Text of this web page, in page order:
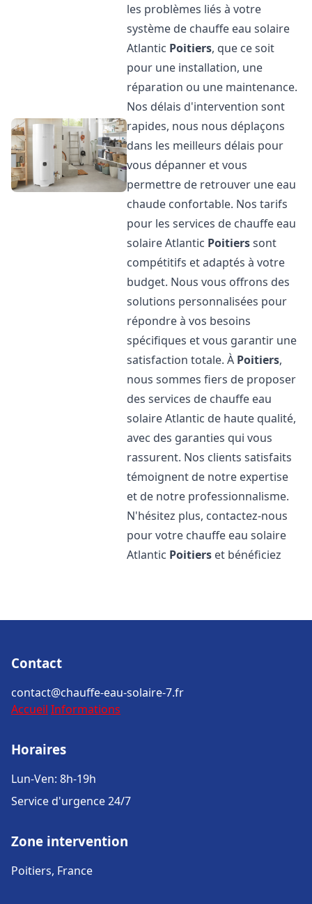
les problèmes liés à votre
système de chauffe eau solaire
Atlantic Poitiers, que ce soit
pour une installation, une
réparation ou une maintenance.
Nos délais d'intervention sont
rapides, nous nous déplaçons
dans les meilleurs délais pour
vous dépanner et vous
permettre de retrouver une eau
chaude confortable. Nos tarifs
pour les services de chauffe eau
solaire Atlantic Poitierssont
compétitifs et adaptés à votre
budget. Nous vous offrons des
solutions personnalisées pour
répondre à vos besoins
spécifiques et vous garantir une
satisfaction totale. À Poitiers,
nous sommes fiers de proposer
des services de chauffe eau
solaire Atlantic de haute qualité,
avec des garanties qui vous
rassurent. Nos clients satisfaits
témoignent de notre expertise
et de notre professionnalisme.
N'hésitez plus, contactez-nous
pour votre chauffe eau solaire
Atlantic Poitiers et bénéficiez
Contact
contact@chauffe-eau-solaire-7.fr
Accueil Informations
Horaires
Lun-Ven: 8h-19h
Service d'urgence 24/7
Zone intervention
Poitiers, France